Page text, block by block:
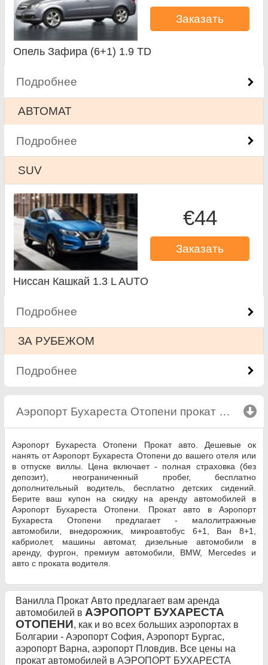
Заказать
Опель Зафира (6+1) 1.9 TD
Подробнее
АВТОМАТ
Подробнее
SUV
€44
Заказать
Ниссан Кашкай 1.3 L AUTO
Подробнее
ЗА РУБЕЖОМ
Подробнее
Аэропорт Бухареста Отопени прокат автомобиля
Аэропорт Бухареста Отопени Прокат авто. Дешевые ок
нанять от Аэропорт Бухареста Отопени до вашего отеля или
в отпуске виллы. Цена включает - полная страховка (без
депозит), неограниченный пробег, бесплатно
дополнительный водитель, бесплатно детских сидений.
Берите ваш купон на скидку на аренду автомобилей в
Аэропорт Бухареста Отопени. Прокат авто в Аэропорт
Бухареста Отопени предлагает - малолитражные
автомобили, внедорожник, микроавтобус 6+1, Ван 8+1,
кабриолет, машины автомат, дизельные автомобили в
аренду, фургон, премиум автомобили, BMW, Mercedes и
авто с проката водителя.
Ванилла Прокат Авто предлагает вам аренда
автомобилей в АЭРОПОРТ БУХАРЕСТА
ОТОПЕНИ, как и во всех больших аэропортах в
Болгарии - Аэропорт София, Аэропорт Бургас,
аэропорт Варна, аэропорт Пловдив. Все цены на
прокат автомобилей в АЭРОПОРТ БУХАРЕСТА